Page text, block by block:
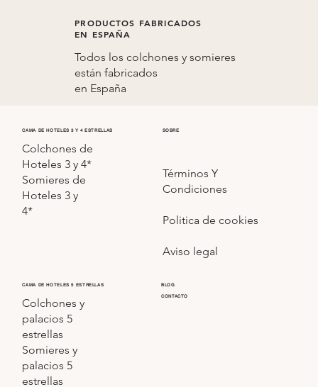
PRODUCTOS FABRICADOS
EN ESPAÑA
Todos los colchones y somieres
están fabricados
en España
CAMA DE HOTELES 3 Y 4 ESTRELLAS
Colchones de
Hoteles 3 y 4*
Somieres de
Hoteles 3 y
4*
CAMA DE HOTELES 5 ESTRELLAS
Colchones y
palacios 5
estrellas
Somieres y
palacios 5
estrellas
BLOG
CONTACTO
SOBRE
Términos Y
Condiciones
Politica de cookies
Aviso legal